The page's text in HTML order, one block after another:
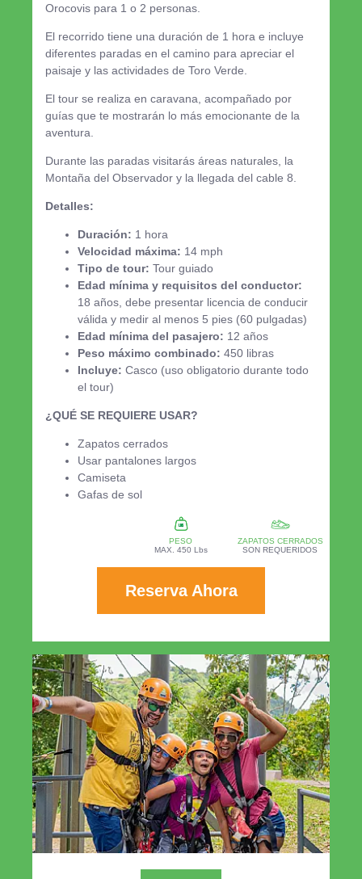
Orocovis para 1 o 2 personas.
El recorrido tiene una duración de 1 hora e incluye
diferentes paradas en el camino para apreciar el
paisaje y las actividades de Toro Verde.
El tour se realiza en caravana, acompañado por
guías que te mostrarán lo más emocionante de la
aventura.
Durante las paradas visitarás áreas naturales, la
Montaña del Observador y la llegada del cable 8.
Detalles:
Duración: 1 hora
Velocidad máxima: 14 mph
Tipo de tour: Tour guiado
Edad mínima y requisitos del conductor:
18 años, debe presentar licencia de conducir
válida y medir al menos 5 pies (60 pulgadas)
Edad mínima del pasajero: 12 años
Peso máximo combinado: 450 libras
Incluye: Casco (uso obligatorio durante todo
el tour)
¿QUÉ SE REQUIERE USAR?
Zapatos cerrados
Usar pantalones largos
Camiseta
Gafas de sol
PESO
MAX. 450 Lbs
ZAPATOS CERRADOS
SON REQUERIDOS
Reserva Ahora